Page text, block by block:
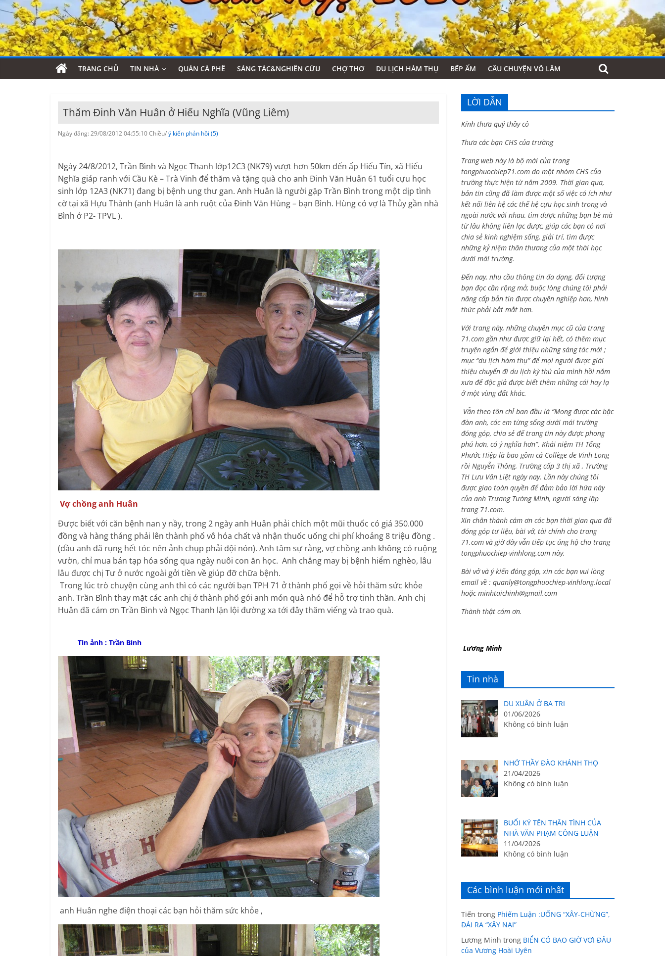
TRANG CHỦ TIN NHÀ QUÁN CÀ PHÊ SÁNG TÁC&NGHIÊN CỨU CHỢ THƠ DU LỊCH HÀM THỤ BẾP ẤM CÂU CHUYỆN VÕ LÂM
Thăm Đinh Văn Huân ở Hiếu Nghĩa (Vũng Liêm)
Ngày đăng: 29/08/2012 04:55:10 Chiều/ý kiến phản hồi (5)
Ngày 24/8/2012, Trần Bình và Ngọc Thanh lớp12C3 (NK79) vượt hơn 50km đến ấp Hiếu Tín, xã Hiếu
Nghĩa giáp ranh với Cầu Kè – Trà Vinh để thăm và tặng quà cho anh Đinh Văn Huân 61 tuổi cựu học
sinh lớp 12A3 (NK71) đang bị bệnh ung thư gan. Anh Huân là người gặp Trần Bình trong một dịp tình
cờ tại xã Hựu Thành (anh Huân là anh ruột của Đinh Văn Hùng – bạn Bình. Hùng có vợ là Thủy gần nhà
Bình ở P2- TPVL ).
Vợ chồng anh Huân
Được biết với căn bệnh nan y nầy, trong 2 ngày anh Huân phải chích một mũi thuốc có giá 350.000
đồng và hàng tháng phải lên thành phố vô hóa chất và nhận thuốc uống chi phí khoảng 8 triệu đồng .
(đầu anh đã rụng hết tóc nên ảnh chụp phải đội nón). Anh tâm sự rằng, vợ chồng anh không có ruộng
vườn, chỉ mua bán tạp hóa sống qua ngày nuôi con ăn học. Anh chẳng may bị bệnh hiểm nghèo, lâu
lâu được chị Tư ở nước ngoài gởi tiền về giúp đỡ chữa bệnh.
Trong lúc trò chuyện cùng anh thì có các người bạn TPH 71 ở thành phố gọi về hỏi thăm sức khỏe
anh. Trần Bình thay mặt các anh chị ở thành phố gởi anh món quà nhỏ để hỗ trợ tinh thần. Anh chị
Huân đã cám ơn Trần Bình và Ngọc Thanh lặn lội đường xa tới đây thăm viếng và trao quà.
Tin ảnh : Trần Bình
anh Huân nghe điện thoại các bạn hỏi thăm sức khỏe ,
LỜI DẪN
Kính thưa quý thầy cô
Thưa các bạn CHS của trường
Trang web này là bộ mới của trang
tongphuochiep71.com do một nhóm CHS của
trường thực hiện từ năm 2009. Thời gian qua,
bản tin cũng đã làm được một số việc có ích như
kết nối liên hệ các thế hệ cựu học sinh trong và
ngoài nước với nhau, tìm được những bạn bè mà
từ lâu không liên lạc được, giúp các bạn có nơi
chia sẻ kinh nghiệm sống, giải trí, tìm được
những kỷ niệm thân thương của một thời học
dưới mái trường.
Đến nay, nhu cầu thông tin đa dạng, đối tượng
bạn đọc cần rộng mở, buộc lòng chúng tôi phải
nâng cấp bản tin được chuyên nghiệp hơn, hình
thức phải bắt mắt hơn.
Với trang này, những chuyên mục cũ của trang
71.com gần như được giữ lại hết, có thêm mục
truyện ngắn để giới thiệu những sáng tác mới ;
mục “du lịch hàm thụ” để mọi người được giới
thiệu chuyến đi du lịch kỳ thú của mình hồi năm
xưa để độc giả được biết thêm những cái hay lạ
ở một vùng đất khác.
Vẫn theo tôn chỉ ban đầu là “Mong được các bậc
đàn anh, các em từng sống dưới mái trường
đóng góp, chia sẻ để trang tin này được phong
phú hơn, có ý nghĩa hơn”. Khái niệm TH Tống
Phước Hiệp là bao gồm cả Collège de Vinh Long
rồi Nguyễn Thông, Trường cấp 3 thị xã , Trường
TH Lưu Văn Liệt ngày nay. Lần này chúng tôi
được giao toàn quyền để đảm bảo lời hứa này
của anh Trương Tường Minh, người sáng lập
trang 71.com.
Xin chân thành cám ơn các bạn thời gian qua đã
đóng góp tư liệu, bài vở, tài chính cho trang
71.com và giờ đây vẫn tiếp tục ủng hộ cho trang
tongphuochiep-vinhlong.com này.
Bài vở và ý kiến đóng góp, xin các bạn vui lòng
email về : quanly@tongphuochiep-vinhlong.local
hoặcminhtaichinh@gmail.com
Thành thật cám ơn.
Lương Minh
Tin nhà
DU XUÂN Ở BA TRI
01/06/2026
Không có bình luận
NHỚ THẦY ĐÀO KHÁNH THỌ
21/04/2026
Không có bình luận
BUỔI KÝ TÊN THÂN TÌNH CỦA
NHÀ VĂN PHẠM CÔNG LUẬN
11/04/2026
Không có bình luận
Các bình luận mới nhất
Tiến trong Phiếm Luận :UỐNG “XÂY-CHỪNG”,
ĐÁI RA “XÂY NẠI”
Lương Minh trong BIỂN CÓ BAO GIỜ VƠI ĐÂU
của Vương Hoài Uyên